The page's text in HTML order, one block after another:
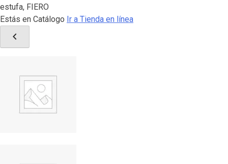
estufa, FIERO
Estás en Catálogo Ir a Tienda en línea
chevron_left